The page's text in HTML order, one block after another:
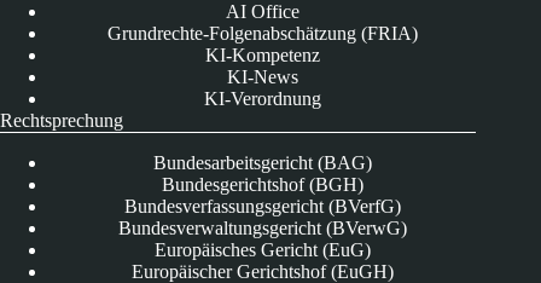
AI Office
Grundrechte-Folgenabschätzung (FRIA)
KI-Kompetenz
KI-News
KI-Verordnung
Rechtsprechung
Bundesarbeitsgericht (BAG)
Bundesgerichtshof (BGH)
Bundesverfassungsgericht (BVerfG)
Bundesverwaltungsgericht (BVerwG)
Europäisches Gericht (EuG)
Europäischer Gerichtshof (EuGH)